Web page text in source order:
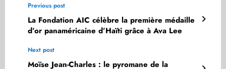
Previous post
La Fondation AIC célèbre la première médaille
d’or panaméricaine d’Haïti grâce à Ava Lee
Next post
Moïse Jean-Charles : le pyromane de la